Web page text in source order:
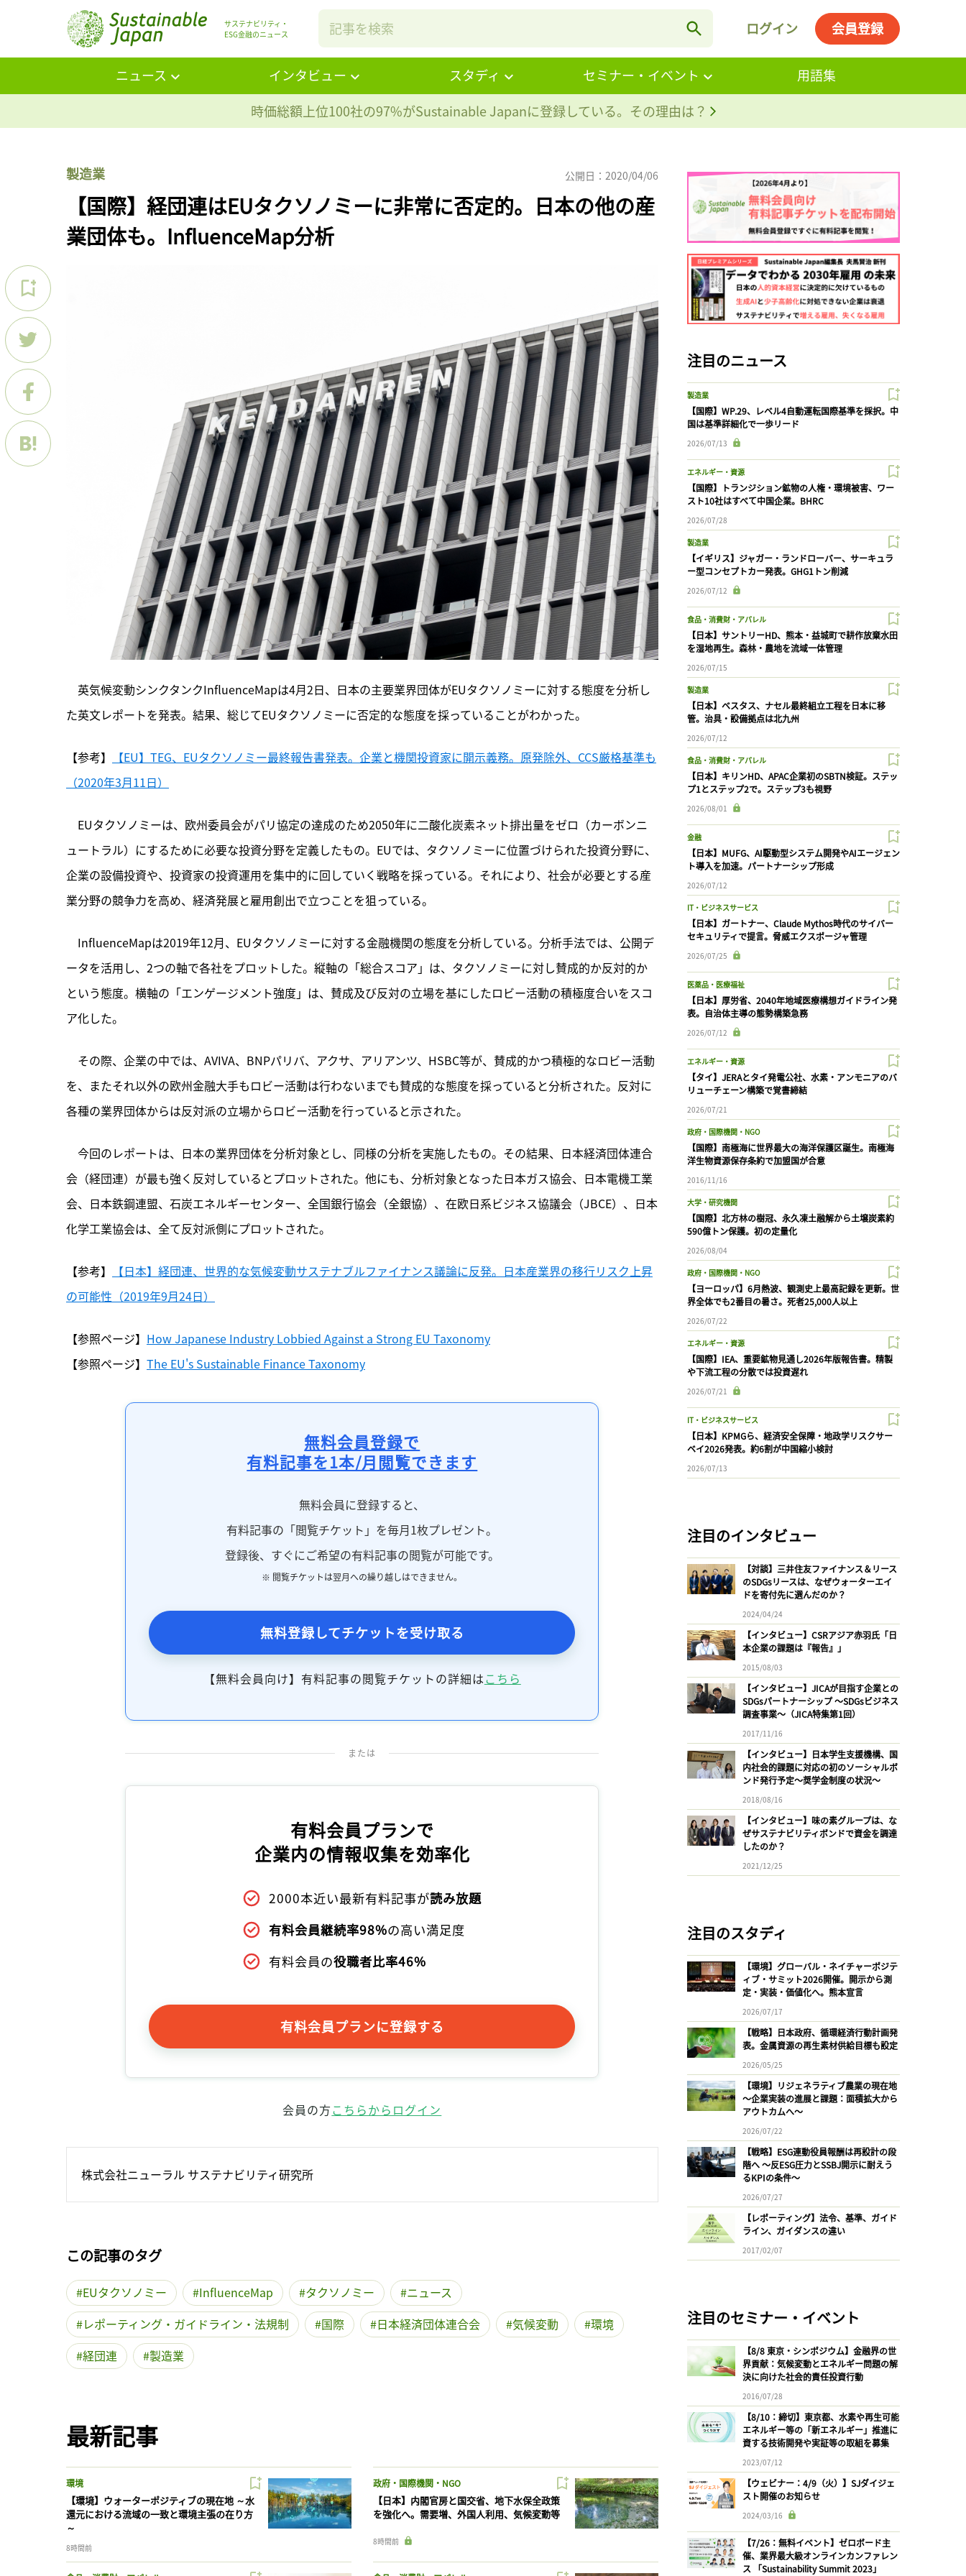
サステナビリティ・
ESG金融のニュース
ログイン 会員登録
ニュース インタビュー スタディ セミナー・イベント
用語集
時価総額上位100社の97%がSustainable Japanに登録している。その理由は？
製造業 公開日：2020/04/06
【国際】経団連はEUタクソノミーに非常に否定的。日本の他の産
業団体も。InfluenceMap分析
英気候変動シンクタンクInfluenceMapは4月2日、日本の主要業界団体がEUタクソノミーに対する態度を分析し
た英文レポートを発表。結果、総じてEUタクソノミーに否定的な態度を採っていることがわかった。
【参考】
【EU】TEG、EUタクソノミー最終報告書発表。企業と機関投資家に開示義務。原発除外、CCS厳格基準も
（2020年3月11日）
EUタクソノミーは、欧州委員会がパリ協定の達成のため2050年に二酸化炭素ネット排出量をゼロ（カーボンニ
ュートラル）にするために必要な投資分野を定義したもの。EUでは、タクソノミーに位置づけられた投資分野に、
企業の設備投資や、投資家の投資運用を集中的に回していく戦略を採っている。それにより、社会が必要とする産
業分野の競争力を高め、経済発展と雇用創出で立つことを狙っている。
InfluenceMapは2019年12月、EUタクソノミーに対する金融機関の態度を分析している。分析手法では、公開デ
ータを活用し、2つの軸で各社をプロットした。縦軸の「総合スコア」は、タクソノミーに対し賛成的か反対的か
という態度。横軸の「エンゲージメント強度」は、賛成及び反対の立場を基にしたロビー活動の積極度合いをスコ
ア化した。
その際、企業の中では、AVIVA、BNPパリバ、アクサ、アリアンツ、HSBC等が、賛成的かつ積極的なロビー活動
を、またそれ以外の欧州金融大手もロビー活動は行わないまでも賛成的な態度を採っていると分析された。反対に
各種の業界団体からは反対派の立場からロビー活動を行っていると示された。
今回のレポートは、日本の業界団体を分析対象とし、同様の分析を実施したもの。その結果、日本経済団体連合
会（経団連）が最も強く反対しているとプロットされた。他にも、分析対象となった日本ガス協会、日本電機工業
会、日本鉄鋼連盟、石炭エネルギーセンター、全国銀行協会（全銀協）、在欧日系ビジネス協議会（JBCE）、日本
化学工業協会は、全て反対派側にプロットされた。
【参考】
【日本】経団連、世界的な気候変動サステナブルファイナンス議論に反発。日本産業界の移行リスク上昇
の可能性（2019年9月24日）
【参照ページ】 How Japanese Industry Lobbied Against a Strong EU Taxonomy
【参照ページ】 The EU's Sustainable Finance Taxonomy
無料会員登録で
有料記事を1本/月閲覧できます
無料会員に登録すると、
有料記事の「閲覧チケット」を毎月1枚プレゼント。
登録後、すぐにご希望の有料記事の閲覧が可能です。
※ 閲覧チケットは翌月への繰り越しはできません。
無料登録してチケットを受け取る
【無料会員向け】有料記事の閲覧チケットの詳細はこちら
または
有料会員プランで
企業内の情報収集を効率化
2000本近い最新有料記事が読み放題
有料会員継続率98%の高い満足度
有料会員の役職者比率46%
有料会員プランに登録する
会員の方こちらからログイン
株式会社ニューラル サステナビリティ研究所
この記事のタグ
EUタクソノミー InfluenceMap タクソノミー
ニュース
レポーティング・ガイドライン・法規制
国際 日本経済団体連合会 気候変動
環境
経団連
製造業
最新記事
環境
【環境】ウォーターポジティブの現在地 ～水
還元における流域の一致と環境主張の在り方
～
8時間前
政府・国際機関・NGO
【日本】内閣官房と国交省、地下水保全政策
を強化へ。需要増、外国人利用、気候変動等
8時間前
注目のニュース
製造業
【国際】WP.29、レベル4自動運転国際基準を採択。中
国は基準詳細化で一歩リード
2026/07/13
エネルギー・資源
【国際】トランジション鉱物の人権・環境被害、ワー
スト10社はすべて中国企業。BHRC
2026/07/28
製造業
【イギリス】ジャガー・ランドローバー、サーキュラ
ー型コンセプトカー発表。GHG1トン削減
2026/07/12
食品・消費財・アパレル
【日本】サントリーHD、熊本・益城町で耕作放棄水田
を湿地再生。森林・農地を流域一体管理
2026/07/15
製造業
【日本】ベスタス、ナセル最終組立工程を日本に移
管。治具・設備拠点は北九州
2026/07/12
食品・消費財・アパレル
【日本】キリンHD、APAC企業初のSBTN検証。ステッ
プ1とステップ2で。ステップ3も視野
2026/08/01
金融
【日本】MUFG、AI駆動型システム開発やAIエージェン
ト導入を加速。パートナーシップ形成
2026/07/12
IT・ビジネスサービス
【日本】ガートナー、Claude Mythos時代のサイバー
セキュリティで提言。脅威エクスポージャ管理
2026/07/25
医薬品・医療福祉
【日本】厚労省、2040年地域医療構想ガイドライン発
表。自治体主導の態勢構築急務
2026/07/12
エネルギー・資源
【タイ】JERAとタイ発電公社、水素・アンモニアのバ
リューチェーン構築で覚書締結
2026/07/21
政府・国際機関・NGO
【国際】南極海に世界最大の海洋保護区誕生。南極海
洋生物資源保存条約で加盟国が合意
2016/11/16
大学・研究機関
【国際】北方林の樹冠、永久凍土融解から土壌炭素約
590億トン保護。初の定量化
2026/08/04
政府・国際機関・NGO
【ヨーロッパ】6月熱波、観測史上最高記録を更新。世
界全体でも2番目の暑さ。死者25,000人以上
2026/07/22
エネルギー・資源
【国際】IEA、重要鉱物見通し2026年版報告書。精製
や下流工程の分散では投資遅れ
2026/07/21
IT・ビジネスサービス
【日本】KPMGら、経済安全保障・地政学リスクサー
ベイ2026発表。約6割が中国縮小検討
2026/07/13
注目のインタビュー
【対談】三井住友ファイナンス＆リース
のSDGsリースは、なぜウォーターエイ
ドを寄付先に選んだのか？
2024/04/24
【インタビュー】CSRアジア赤羽氏「日
本企業の課題は『報告』」
2015/08/03
【インタビュー】JICAが目指す企業との
SDGsパートナーシップ 〜SDGsビジネス
調査事業〜（JICA特集第1回）
2017/11/16
【インタビュー】日本学生支援機構、国
内社会的課題に対応の初のソーシャルボ
ンド発行予定〜奨学金制度の状況〜
2018/08/16
【インタビュー】味の素グループは、な
ぜサステナビリティボンドで資金を調達
したのか？
2021/12/25
注目のスタディ
【環境】グローバル・ネイチャーポジテ
ィブ・サミット2026開催。開示から測
定・実装・価値化へ。熊本宣言
2026/07/17
【戦略】日本政府、循環経済行動計画発
表。金属資源の再生素材供給目標も設定
2026/05/25
【環境】リジェネラティブ農業の現在地
〜企業実装の進展と課題：面積拡大から
アウトカムへ〜
2026/07/22
【戦略】ESG連動役員報酬は再設計の段
階へ 〜反ESG圧力とSSBJ開示に耐えう
るKPIの条件〜
2026/07/27
【レポーティング】法令、基準、ガイド
ライン、ガイダンスの違い
2017/02/07
注目のセミナー・イベント
【8/8 東京・シンポジウム】金融界の世
界貢献：気候変動とエネルギー問題の解
決に向けた社会的責任投資行動
2016/07/28
【8/10：締切】東京都、水素や再生可能
エネルギー等の「新エネルギー」推進に
資する技術開発や実証等の取組を募集
2023/07/12
【ウェビナー：4/9（火）】SJダイジェ
スト開催のお知らせ
2024/03/16
【7/26：無料イベント】ゼロボード主
催、業界最大級オンラインカンファレン
ス 「Sustainability Summit 2023」
記事をお気に入りに保存するには
ログインが必要です
ログイン